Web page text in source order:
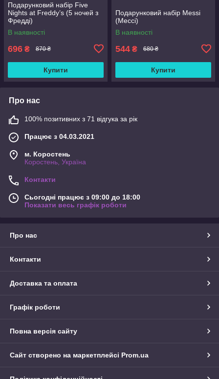
Подарунковий набір Five
Nights at Freddy’s (5 ночей з
Фредді)
В наявності
696 ₴ 870 ₴
Купити
Подарунковий набір Messi
(Мессі)
В наявності
544 ₴ 680 ₴
Купити
Про нас
100% позитивних з 71 відгука за рік
Працює з 04.03.2021
м. Коростень
Коростень, Україна
Контакти
Сьогодні працює з 09:00 до 18:00
Показати весь графік роботи
Про нас
Контакти
Доставка та оплата
Графік роботи
Повна версія сайту
Сайт створено на маркетплейсі Prom.ua